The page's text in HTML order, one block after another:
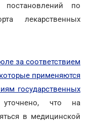
по
лекарственных
за соответствием
применяются
государственных
что на
в медицинской